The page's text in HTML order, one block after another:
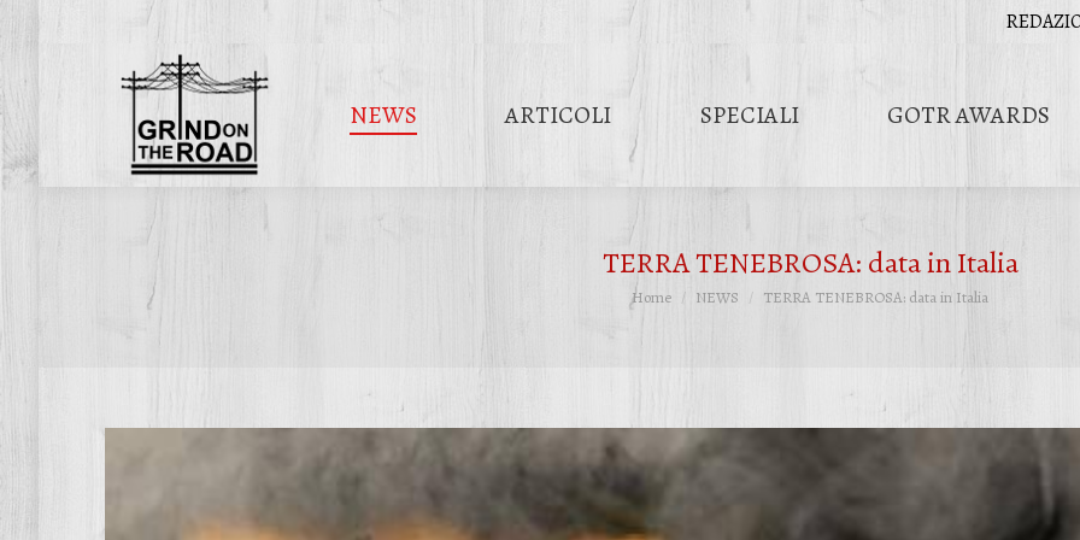
NEWS ARTICOLI SPECIALI GOTR AWARDS
TERRA TENEBROSA: data in Italia
Tu sei qui:
Home NEWS TERRA TENEBROSA: data in Italia